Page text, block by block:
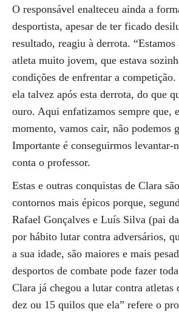
O responsável enalteceu ainda a
desportista, apesar de ter ficado
resultado, reagiu à derrota.
atleta muito jovem, que estava
condições de enfrentar a
ela talvez após esta derrota, do que
ouro. Aqui enfatizamos sempre que,
momento, vamos cair, não podemos
Importante é conseguirmos levantar-
conta o professor.
Estas e outras conquistas de Clara
contornos mais épicos porque,
Rafael Gonçalves e Luís Silva (pai
por hábito lutar contra adversários,
a sua idade, são maiores e mais
desportos de combate pode fazer
Clara já chegou a lutar contra atletas
dez ou 15 quilos que ela” refere o